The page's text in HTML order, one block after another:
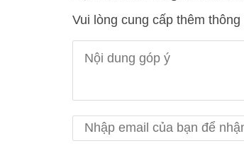
Vui lòng cung cấp thêm